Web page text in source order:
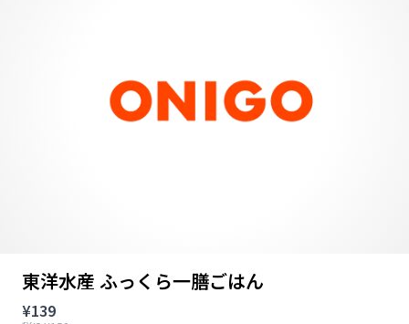
東洋水産 ふっくら一膳ごはん
¥139